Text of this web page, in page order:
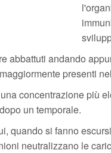
abbattuti andando
presenti
concentrazione più
un temporale.
quando si fanno
neutralizzano le